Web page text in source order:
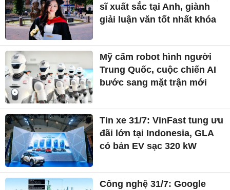
sĩ xuất sắc tại Anh, giành
giải luận văn tốt nhất khóa
Mỹ cấm robot hình người
Trung Quốc, cuộc chiến AI
bước sang mặt trận mới
Tin xe 31/7: VinFast tung ưu
đãi lớn tại Indonesia, GLA
có bản EV sạc 320 kW
Công nghệ 31/7: Google